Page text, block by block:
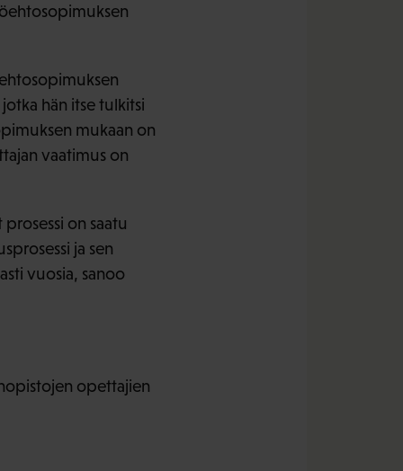
hän itse tulkitsi
mukaan on
vaatimus on
on saatu
ja sen
vuosia, sanoo
opettajien